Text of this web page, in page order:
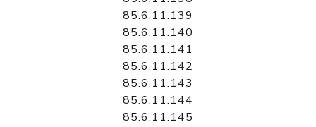
85.6.11.139
85.6.11.140
85.6.11.141
85.6.11.142
85.6.11.143
85.6.11.144
85.6.11.145